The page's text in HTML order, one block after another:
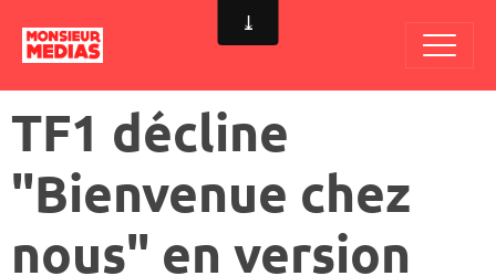
TF1 décline
"Bienvenue chez
nous" en version